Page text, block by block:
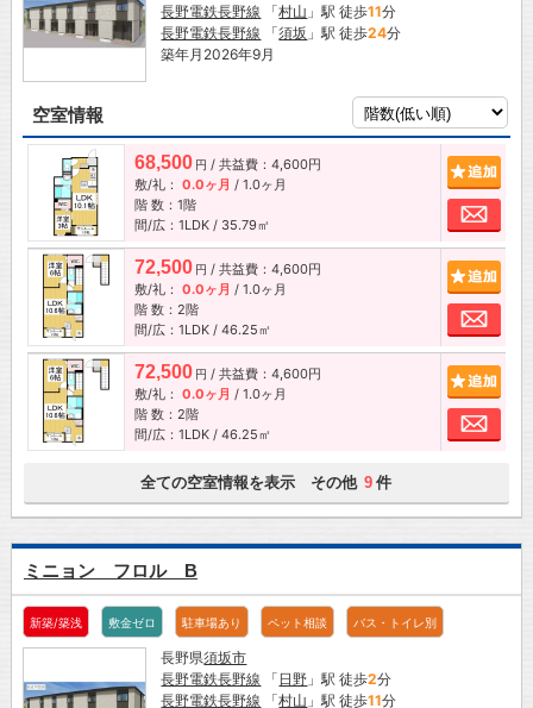
長野電鉄長野線 「村山 」駅 徒歩11分
長野電鉄長野線 「須坂 」駅 徒歩24分
築年月2026年9月
空室情報
68,500 円 / 共益費：4,600円
敷/礼： 0.0ヶ月 / 1.0ヶ月
階 数：1階
間/広：1LDK / 35.79㎡
お
72,500 円 / 共益費：4,600円
敷/礼： 0.0ヶ月 / 1.0ヶ月
階 数：2階
間/広：1LDK / 46.25㎡
お
72,500 円 / 共益費：4,600円
敷/礼： 0.0ヶ月 / 1.0ヶ月
階 数：2階
間/広：1LDK / 46.25㎡
お
全ての空室情報を表示 その他 9 件
ミニョン フロル B
新築/築浅 敷金ゼロ 駐車場あり ペット相談 バス・トイレ別
長野県須坂市
長野電鉄長野線 「 日野 」駅 徒歩2分
長野電鉄長野線 「村山 」駅 徒歩11分